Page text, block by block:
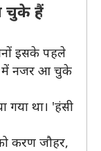
चुके हैं
इसके पहले
में नजर आ चुके
गया था। 'हंसी
करण जौहर,